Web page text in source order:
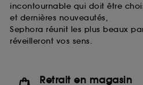
incontournable qui doit être
et dernières nouveautés,
Sephora réunit les plus beaux
réveilleront vos sens.
Retrait en magasin